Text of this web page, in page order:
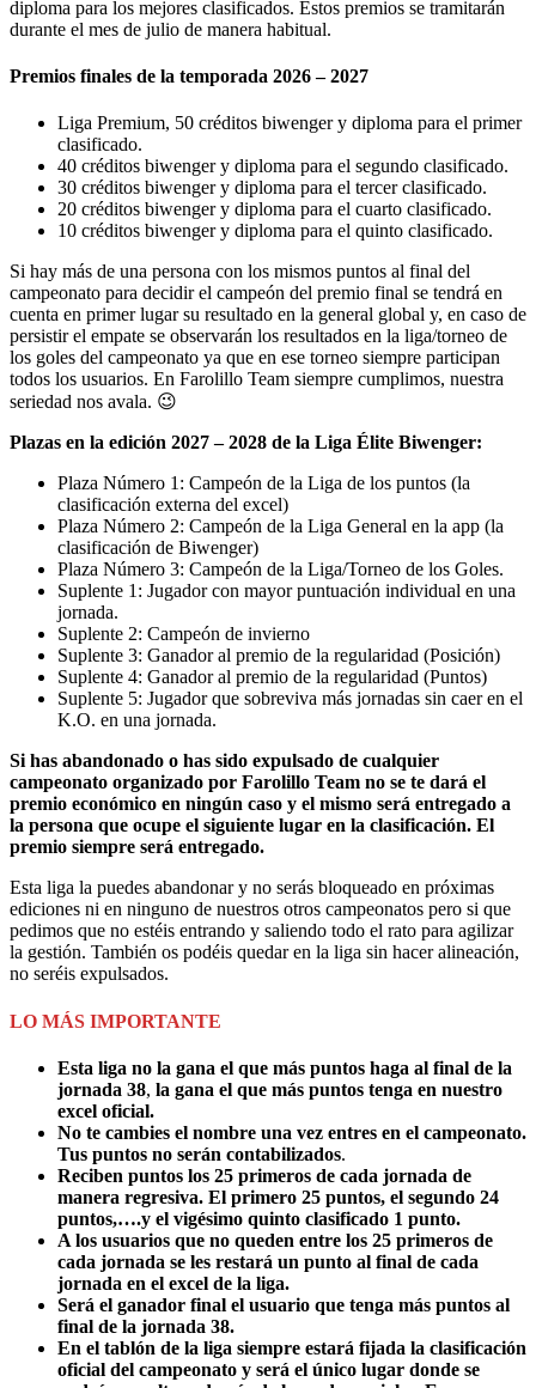
diploma para los mejores clasificados. Estos premios se tramitarán
durante el mes de julio de manera habitual.
Premios finales de la temporada 2026 – 2027
Liga Premium, 50 créditos biwenger y diploma para el primer
clasificado.
40 créditos biwenger y diploma para el segundo clasificado.
30 créditos biwenger y diploma para el tercer clasificado.
20 créditos biwenger y diploma para el cuarto clasificado.
10 créditos biwenger y diploma para el quinto clasificado.
Si hay más de una persona con los mismos puntos al final del
campeonato para decidir el campeón del premio final se tendrá en
cuenta en primer lugar su resultado en la general global y, en caso de
persistir el empate se observarán los resultados en la liga/torneo de
los goles del campeonato ya que en ese torneo siempre participan
todos los usuarios. En Farolillo Team siempre cumplimos, nuestra
seriedad nos avala. 😉
Plazas en la edición 2027 – 2028 de la Liga Élite Biwenger:
Plaza Número 1: Campeón de la Liga de los puntos (la
clasificación externa del excel)
Plaza Número 2: Campeón de la Liga General en la app (la
clasificación de Biwenger)
Plaza Número 3: Campeón de la Liga/Torneo de los Goles.
Suplente 1: Jugador con mayor puntuación individual en una
jornada.
Suplente 2: Campeón de invierno
Suplente 3: Ganador al premio de la regularidad (Posición)
Suplente 4: Ganador al premio de la regularidad (Puntos)
Suplente 5: Jugador que sobreviva más jornadas sin caer en el
K.O. en una jornada.
Si has abandonado o has sido expulsado de cualquier
campeonato organizado por Farolillo Team no se te dará el
premio económico en ningún caso y el mismo será entregado a
la persona que ocupe el siguiente lugar en la clasificación. El
premio siempre será entregado.
Esta liga la puedes abandonar y no serás bloqueado en próximas
ediciones ni en ninguno de nuestros otros campeonatos pero si que
pedimos que no estéis entrando y saliendo todo el rato para agilizar
la gestión. También os podéis quedar en la liga sin hacer alineación,
no seréis expulsados.
LO MÁS IMPORTANTE
Esta liga no la gana el que más puntos haga al final de la
jornada 38, la gana el que más puntos tenga en nuestro
excel oficial.
No te cambies el nombre una vez entres en el campeonato.
Tus puntos no serán contabilizados.
Reciben puntos los 25 primeros de cada jornada de
manera regresiva. El primero 25 puntos, el segundo 24
puntos,….y el vigésimo quinto clasificado 1 punto.
A los usuarios que no queden entre los 25 primeros de
cada jornada se les restará un punto al final de cada
jornada en el excel de la liga.
Será el ganador final el usuario que tenga más puntos al
final de la jornada 38.
En el tablón de la liga siempre estará fijada la clasificación
oficial del campeonato y será el único lugar donde se